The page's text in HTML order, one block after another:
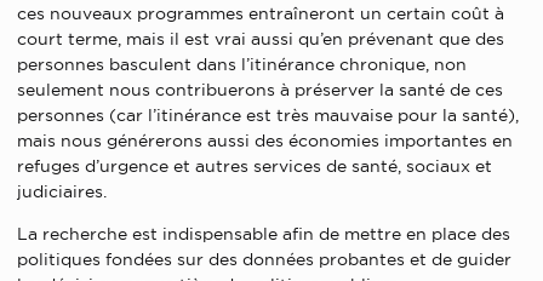
ces nouveaux programmes entraîneront un certain coût à
court terme, mais il est vrai aussi qu’en prévenant que des
personnes basculent dans l’itinérance chronique, non
seulement nous contribuerons à préserver la santé de ces
personnes (car l’itinérance est très mauvaise pour la santé),
mais nous générerons aussi des économies importantes en
refuges d’urgence et autres services de santé, sociaux et
judiciaires.
La recherche est indispensable afin de mettre en place des
politiques fondées sur des données probantes et de guider